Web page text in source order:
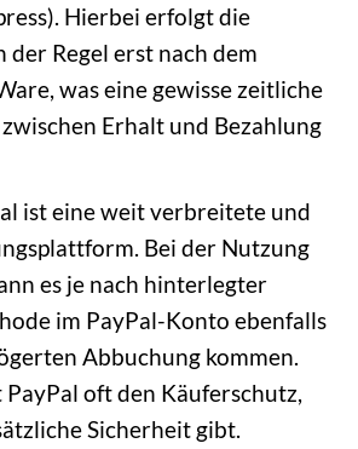
Hierbei erfolgt die
der Regel erst nach dem
was eine gewisse zeitliche
Erhalt und Bezahlung
ist eine weit verbreitete und
Bei der Nutzung
es je nach hinterlegter
im PayPal-Konto ebenfalls
Abbuchung kommen.
oft den Käuferschutz,
Sicherheit gibt.